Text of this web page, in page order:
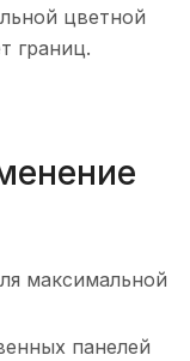
цветной
границ.
максимальной
панелей